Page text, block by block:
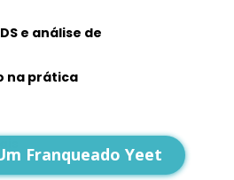
e análise de
na prática
Franqueado Yeet